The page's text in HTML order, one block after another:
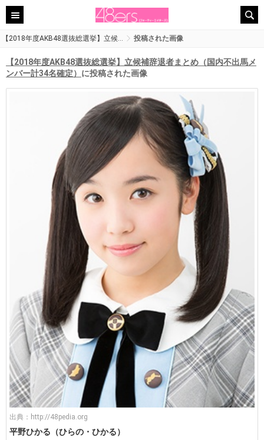
【2018年度AKB48選抜総選挙】立候… 投稿された画像
【2018年度AKB48選抜総選挙】立候補辞退者まとめ（国内不出馬メ
ンバー計34名確定） に投稿された画像
出典： http://48pedia.org
平野ひかる（ひらの・ひかる）